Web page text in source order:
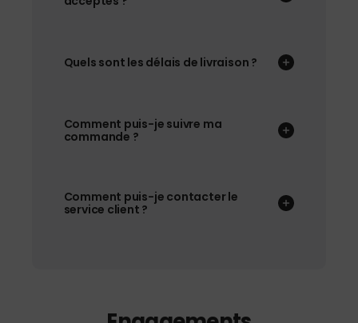
Quels sont les délais de livraison ?
Comment puis-je suivre ma
commande ?
Comment puis-je contacter le
service client ?